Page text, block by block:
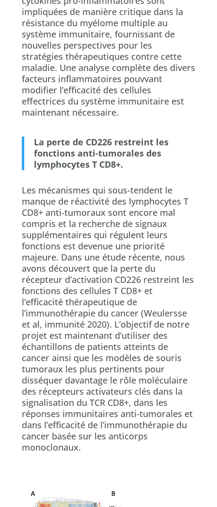
impliquées de manière critique dans la
résistance du myélome multiple au
système immunitaire, fournissant de
nouvelles perspectives pour les
stratégies thérapeutiques contre cette
maladie. Une analyse complète des divers
facteurs inflammatoires pouvvant
modifier l’efficacité des cellules
effectrices du système immunitaire est
maintenant nécessaire.
La perte de CD226 restreint les
fonctions anti-tumorales des
lymphocytes T CD8+.
Les mécanismes qui sous-tendent le
manque de réactivité des lymphocytes T
CD8+ anti-tumoraux sont encore mal
compris et la recherche de signaux
supplémentaires qui régulent leurs
fonctions est devenue une priorité
majeure. Dans une étude récente, nous
avons découvert que la perte du
récepteur d’activation CD226 restreint les
fonctions des cellules T CD8+ et
l’efficacité thérapeutique de
l’immunothérapie du cancer (Weulersse
et al, immunité 2020). L’objectif de notre
projet est maintenant d’utiliser des
échantillons de patients atteints de
cancer ainsi que les modèles de souris
tumoraux les plus pertinents pour
disséquer davantage le rôle moléculaire
des récepteurs activateurs clés dans la
signalisation du TCR CD8+, dans les
réponses immunitaires anti-tumorales et
dans l’efficacité de l’immunothérapie du
cancer basée sur les anticorps
monoclonaux.